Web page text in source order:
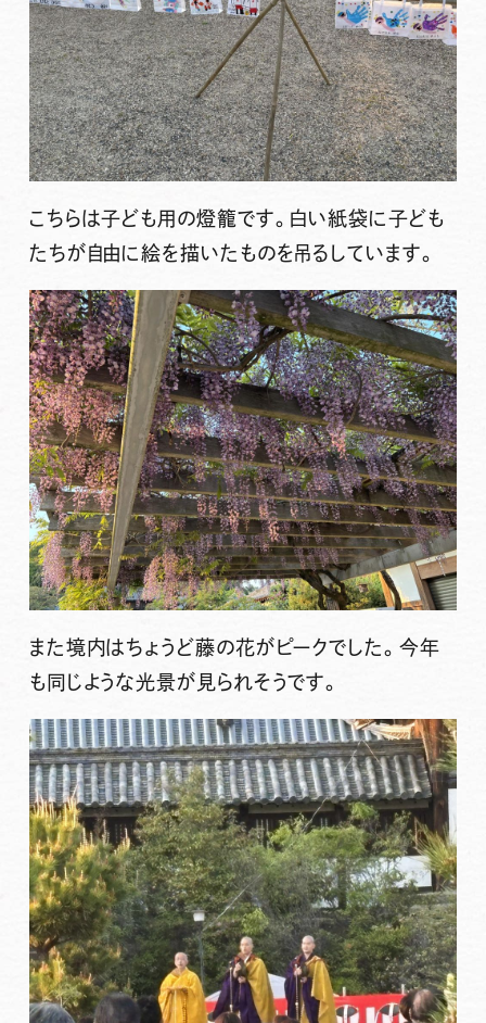
こちらは子ども用の燈籠です。白い紙袋に子ども
たちが自由に絵を描いたものを吊るしています。
また境内はちょうど藤の花がピークでした。今年
も同じような光景が見られそうです。